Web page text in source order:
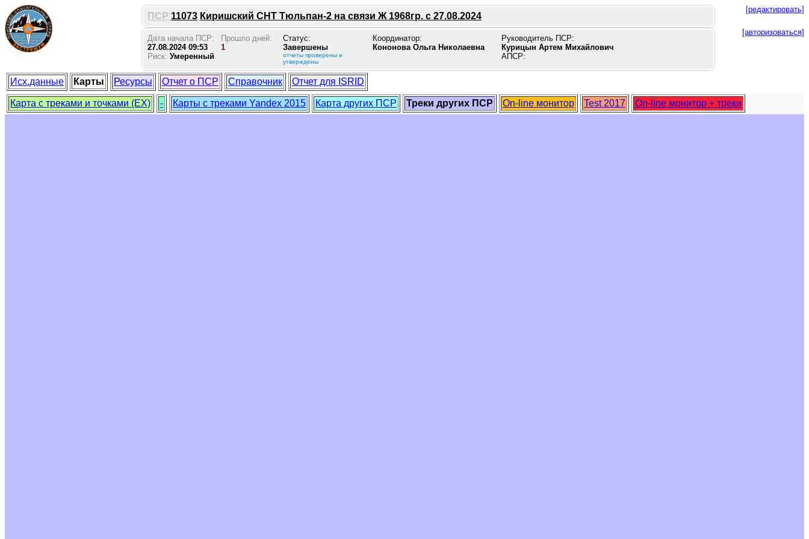
ПСР 11073 Киришский СНТ Тюльпан-2 на связи Ж 1968гр. с 27.08.2024
[редактировать]
Дата начала ПСР:
27.08.2024 09:53
Риск: Умеренный
Прошло дней:
1
Статус:
Завершены
отчеты проверены и
утверждены
Координатор:
Кононова Ольга Николаевна
Руководитель ПСР:
Курицын Артем Михайлович
АПСР:
[авторизоваться]
Исх.данные Карты Ресурсы Отчет о ПСР Справочник Отчет для ISRID
Карта с треками и точками (EX) - Карты с треками Yandex 2015 Карта других ПСР Треки других ПСР On-line монитор Test 2017 On-line монитор + треки